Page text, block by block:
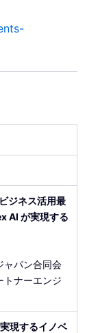
ジネス活用最
AI が実現する
ャパン合同会
ナーエンジ
現するイノベ